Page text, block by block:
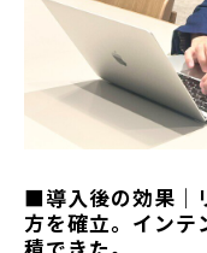
■導入後の効果｜
方を確立。インテ